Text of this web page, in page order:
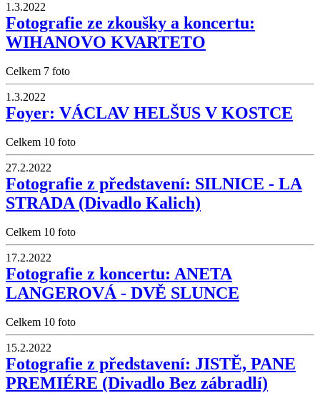
1.3.2022
Fotografie ze zkoušky a koncertu:
WIHANOVO KVARTETO
Celkem 7 foto
1.3.2022
Foyer: VÁCLAV HELŠUS V KOSTCE
Celkem 10 foto
27.2.2022
Fotografie z představení: SILNICE - LA
STRADA (Divadlo Kalich)
Celkem 10 foto
17.2.2022
Fotografie z koncertu: ANETA
LANGEROVÁ - DVĚ SLUNCE
Celkem 10 foto
15.2.2022
Fotografie z představení: JISTĚ, PANE
PREMIÉRE (Divadlo Bez zábradlí)